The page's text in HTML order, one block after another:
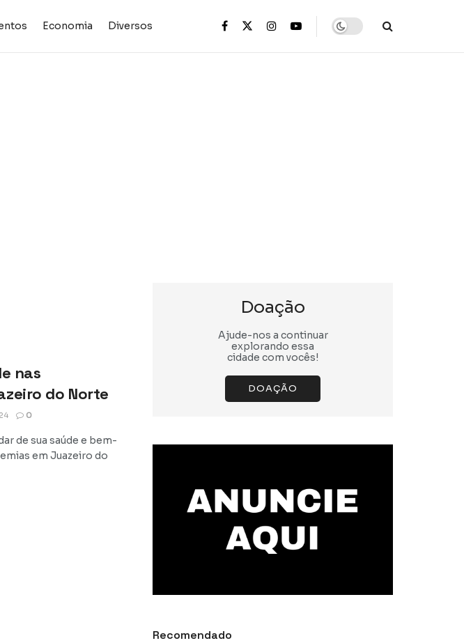
Economia Diversos
nas
do Norte
0
de sua saúde e bem-
em Juazeiro do
Doação
Ajude-nos a continuar
explorando essa
cidade com vocês!
DOAÇÃO
Recomendado